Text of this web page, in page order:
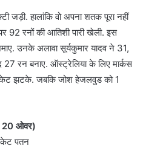
जड़ी. हालांकि वो अपना शतक पूरा नहीं
92 रनों की आतिशी पारी खेली. इस
उनके अलावा सूर्यकुमार यादव ने 31,
27 रन बनाए. ऑस्ट्रेलिया के लिए मार्कस
झटके. जबकि जोश हेजलवुड को 1
20 ओवर)
पतन